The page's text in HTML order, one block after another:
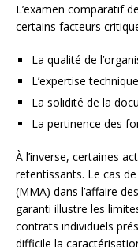
L’examen comparatif
certains facteurs
La qualité de
L’expertise
La solidité de la
La pertinence des
À l’inverse, certaines
retentissants. Le cas de
(MMA) dans l’affaire
garanti illustre les
contrats individuels
difficile la